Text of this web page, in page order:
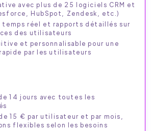
avec plus de 25 logiciels CRM et
HubSpot, Zendesk, etc.)
temps réel et rapports détaillés sur
des utilisateurs
et personnalisable pour une
par les utilisateurs
14 jours avec toutes les
15 € par utilisateur et par mois,
flexibles selon les besoins